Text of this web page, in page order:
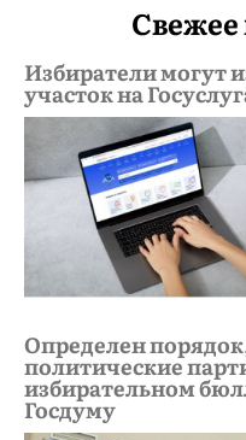
Избиратели могут
участок на
Определен
политические
избирательном
Госдуму